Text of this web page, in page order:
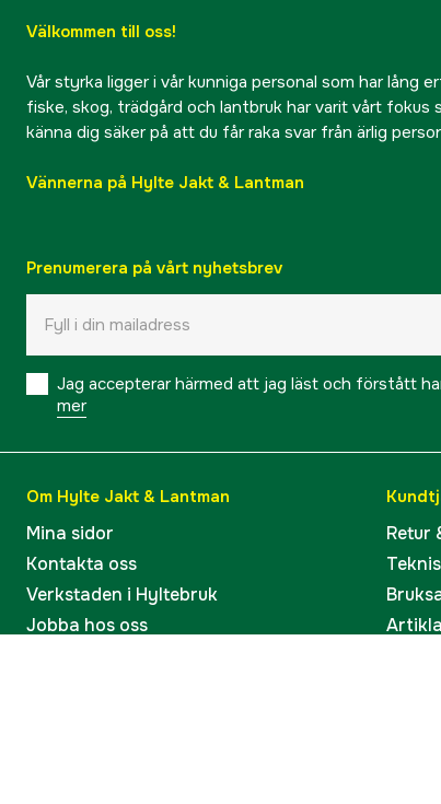
Välkommen till oss!
Vår styrka ligger i vår kunniga personal som har lång
fiske, skog, trädgård och lantbruk har varit vårt fokus
känna dig säker på att du får raka svar från ärlig
Vännerna på Hylte Jakt & Lantman
Prenumerera på vårt nyhetsbrev
Jag accepterar härmed att jag läst och förstått
mer
Om Hylte Jakt & Lantman
Mina sidor
Kontakta oss
Verkstaden i Hyltebruk
Jobba hos oss
Retur